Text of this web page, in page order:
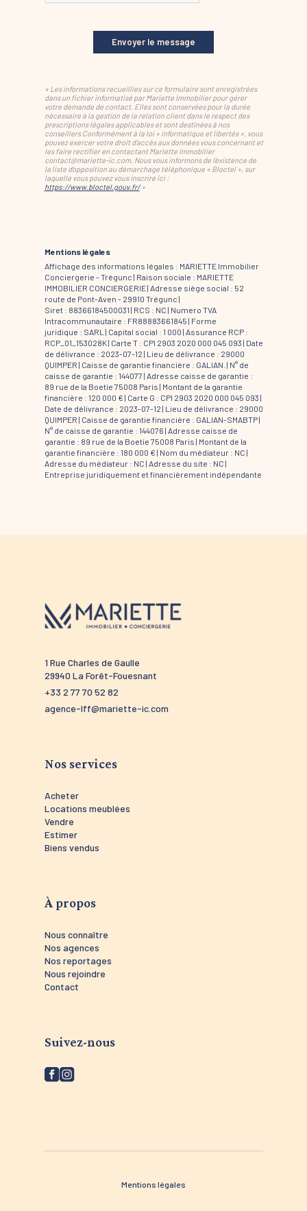
Envoyer le message
« Les informations recueillies sur ce formulaire sont enregistrées
dans un fichier informatisé par Mariette Immobilier pour gérer
votre demande de contact. Elles sont conservées pour la durée
nécessaire à la gestion de la relation client dans le respect des
prescriptions légales applicables et sont destinées à nos
conseillers Conformément à la loi « informatique et libertés », vous
pouvez exercer votre droit d'accès aux données vous concernant et
les faire rectifier en contactant Mariette Immobilier
contact@mariette-ic.com. Nous vous informons de l'existence de
la liste d'opposition au démarchage téléphonique « Bloctel », sur
laquelle vous pouvez vous inscrire ici :
https://www.bloctel.gouv.fr/»
Mentions légales
Affichage des informations légales : MARIETTE Immobilier
Conciergerie - Trégunc | Raison sociale : MARIETTE
IMMOBILIER CONCIERGERIE | Adresse siège social : 52
route de Pont-Aven - 29910 Trégunc |
Siret : 88366184500031 | RCS : NC | Numero TVA
Intracommunautaire : FR88883661845 | Forme
juridique : SARL | Capital social : 1 000 | Assurance RCP :
RCP_01_153028K | Carte T : CPI 2903 2020 000 045 093 | Date
de délivrance : 2023-07-12 | Lieu de délivrance : 29000
QUIMPER | Caisse de garantie financière : GALIAN. | N° de
caisse de garantie : 144077 | Adresse caisse de garantie :
89 rue de la Boetie 75008 Paris | Montant de la garantie
financière : 120 000 € | Carte G : CPI 2903 2020 000 045 093 |
Date de délivrance : 2023-07-12 | Lieu de délivrance : 29000
QUIMPER | Caisse de garantie financière : GALIAN-SMABTP |
N° de caisse de garantie : 144076 | Adresse caisse de
garantie : 89 rue de la Boetie 75008 Paris | Montant de la
garantie financière : 180 000 € | Nom du médiateur : NC |
Adresse du médiateur : NC | Adresse du site : NC |
Entreprise juridiquement et financièrement indépendante
1 Rue Charles de Gaulle
29940 La Forêt-Fouesnant
+33 2 77 70 52 82
agence-lff@mariette-ic.com
Nos services
Acheter
Locations meublées
Vendre
Estimer
Biens vendus
À propos
Nous connaître
Nos agences
Nos reportages
Nous rejoindre
Contact
Suivez-nous
Mentions légales